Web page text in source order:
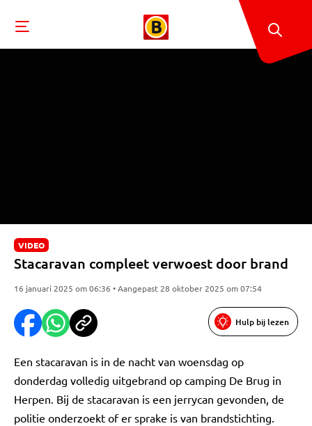
VIDEO
Stacaravan compleet verwoest door brand
16 januari 2025 om 06:36 • Aangepast 28 oktober 2025 om 07:54
Hulp bij lezen
Een stacaravan is in de nacht van woensdag op
donderdag volledig uitgebrand op camping De Brug in
Herpen. Bij de stacaravan is een jerrycan gevonden, de
politie onderzoekt of er sprake is van brandstichting.